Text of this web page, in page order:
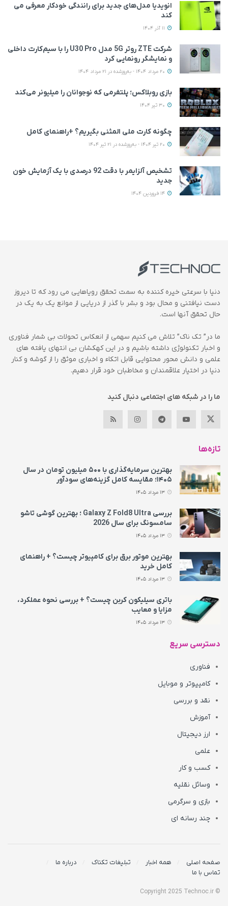
انویدیا مدل‌های جدید برای رانندگی خودکار معرفی می
کند
شرکت ZTE روتر 5G مدل U30 Pro را با سیم‌کارت داخلی
و نمایشگر رونمایی کرد
بازی روبلاکس؛ پلتفرمی که نوجوانان را میلیونر می‌کند
چگونه کارت ملی المثنی بگیریم؟ +راهنمای کامل
تشخیص آلزایمر با دقت 92 درصدی با یک آزمایش خون
جدید
دنیا با سرعتی خیره کننده به سمت تحقق رویاهایی می رود که تا دیروز
دست نیافتنی و محال بود و بشر با گذر از دریایی از موانع یک به یک در
حال تحقق آنها است.
ما در” تک ناک” تلاش می کنیم سهمی از انعکاس تحولات بی شمار فناوری
و اخبار تکنولوژی داشته باشیم و در این کهکشان بی انتهای یافته های
علمی و دانش محور محتوایی قابل اتکاء و اخباری موثق را از گوشه و کنار
دنیا در اختیار علاقمندان و مخاطبان خود قرار دهیم.
ما را در شبکه های اجتماعی دنبال کنید
تازه‌ها
بهترین سرمایه‌گذاری با ۵۰۰ میلیون تومان در سال
۱۴۰۵؛ مقایسه کامل گزینه‌های سودآور
بررسی Galaxy Z Fold8 Ultra ؛ بهترین گوشی تاشو
سامسونگ برای سال 2026
بهترین موتور برق برای کامپیوتر چیست؟ + راهنمای
کامل خرید
باتری سیلیکون کربن چیست؟ + بررسی نحوه عملکرد،
مزایا و معایب
دسترسی سریع
فناوری
کامپیوتر و موبایل
نقد و بررسی
آموزش
ارز دیجیتال
علمی
کسب و کار
وسائل نقلیه
بازی و سرگرمی
چند رسانه ای
صفحه اصلی همه اخبار تبلیغات تکناک
درباره ما
تماس با ما
© Copyright 2025 Technoc.ir